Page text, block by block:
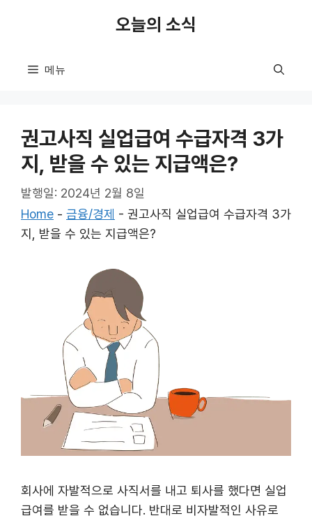
오늘의 소식
메뉴
권고사직 실업급여 수급자격 3가
지, 받을 수 있는 지급액은?
발행일: 2024년 2월 8일
Home - 금융/경제 - 권고사직 실업급여 수급자격 3가
지, 받을 수 있는 지급액은?
회사에 자발적으로 사직서를 내고 퇴사를 했다면 실업
급여를 받을 수 없습니다. 반대로 비자발적인 사유로